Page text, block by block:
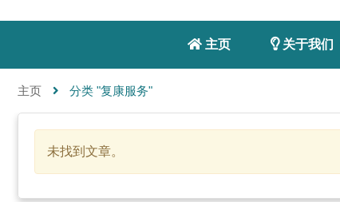
 主页  关于我们
主页 分类 "复康服务"
未找到文章。